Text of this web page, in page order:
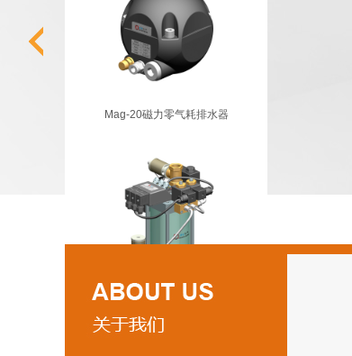
Mag-20磁力零气耗排水器
VD-1800C真空系统排水器